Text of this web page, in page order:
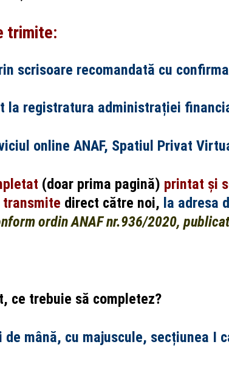
trimite:
scrisoare recomandată cu
la registratura administrației
online ANAF, Spatiul Privat
(doar prima pagină) printat și
transmite direct către noi, la adresa
ordin ANAF nr.936/2020,
ce trebuie să completez?
de mână, cu majuscule, secțiunea